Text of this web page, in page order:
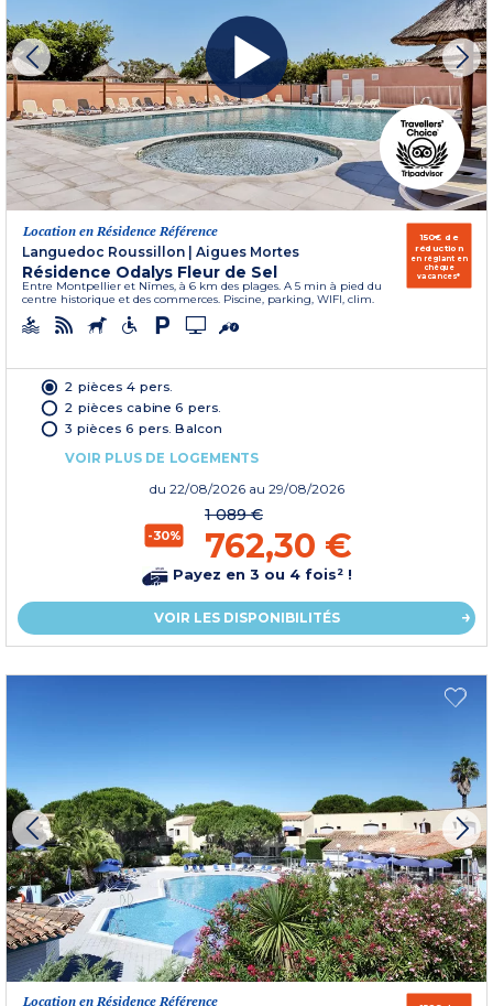
Location en Résidence Référence
Languedoc Roussillon | Aigues Mortes
Résidence Odalys Fleur de Sel
Entre Montpellier et Nîmes, à 6 km des plages. A 5 min à pied du
centre historique et des commerces. Piscine, parking, WIFI, clim.
150€ de
réduction
en réglant en
chèque
vacances*
2 pièces 4 pers.
2 pièces cabine 6 pers.
3 pièces 6 pers. Balcon
VOIR PLUS DE LOGEMENTS
du 22/08/2026 au 29/08/2026
-30%
1 089 €
762,30 €
Payez en 3 ou 4 fois² !
VOIR LES DISPONIBILITÉS
Location en Résidence Référence